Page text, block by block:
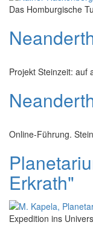
Das Homburgische
Projekt Steinzeit: auf
Online-Führung.
Erkrath"
Expedition ins